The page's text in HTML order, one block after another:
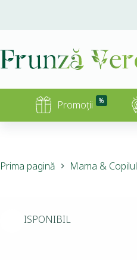
Promoții %
Prima pagină Mama & Copilul
INDISPONIBIL